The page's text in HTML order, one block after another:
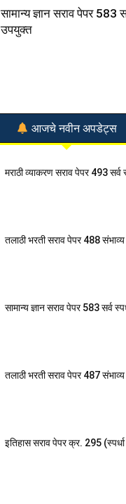
सामान्य ज्ञान सराव पेपर 583
उपयुक्त
आजचे नवीन अपडेट्स
मराठी व्याकरण सराव पेपर 493 सर्व
तलाठी भरती सराव पेपर 488
सामान्य ज्ञान सराव पेपर 583 सर्व
तलाठी भरती सराव पेपर 487
इतिहास सराव पेपर क्र. 295